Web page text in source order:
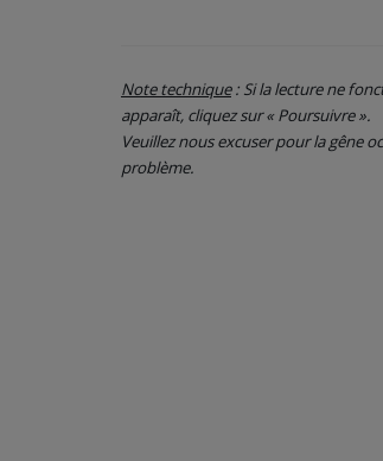
PARTENAIRESNote technique: Si la lecture ne
apparaît, cliquez sur « Poursuivre ».
Veuillez nous excuser pour la gêne
problème.